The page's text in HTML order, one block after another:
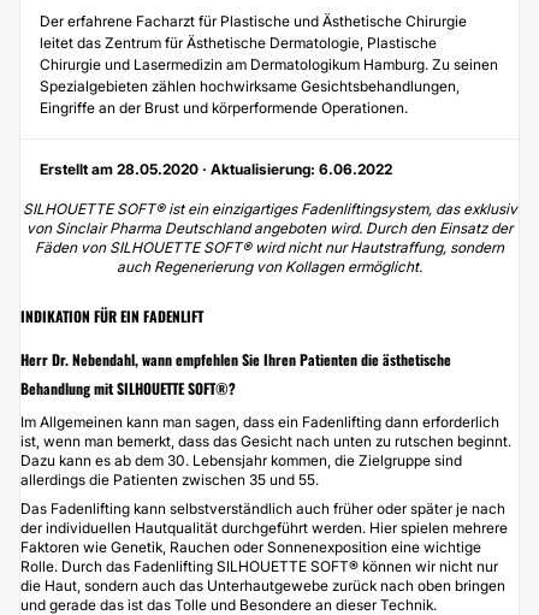
Der erfahrene Facharzt für Plastische und Ästhetische Chirurgie
leitet das Zentrum für Ästhetische Dermatologie, Plastische
Chirurgie und Lasermedizin am Dermatologikum Hamburg. Zu seinen
Spezialgebieten zählen hochwirksame Gesichtsbehandlungen,
Eingriffe an der Brust und körperformende Operationen.
Erstellt am 28.05.2020 · Aktualisierung: 6.06.2022
SILHOUETTE SOFT® ist ein einzigartiges Fadenliftingsystem, das exklusiv
von Sinclair Pharma Deutschland angeboten wird. Durch den Einsatz der
Fäden von SILHOUETTE SOFT® wird nicht nur Hautstraffung, sondern
auch Regenerierung von Kollagen ermöglicht.
INDIKATION FÜR EIN FADENLIFT
Herr Dr. Nebendahl, wann empfehlen Sie Ihren Patienten die ästhetische
Behandlung mit SILHOUETTE SOFT®?
Im Allgemeinen kann man sagen, dass ein Fadenlifting dann erforderlich
ist, wenn man bemerkt, dass das Gesicht nach unten zu rutschen beginnt.
Dazu kann es ab dem 30. Lebensjahr kommen, die Zielgruppe sind
allerdings die Patienten zwischen 35 und 55.
Das Fadenlifting kann selbstverständlich auch früher oder später je nach
der individuellen Hautqualität durchgeführt werden. Hier spielen mehrere
Faktoren wie Genetik, Rauchen oder Sonnenexposition eine wichtige
Rolle. Durch das Fadenlifting SILHOUETTE SOFT® können wir nicht nur
die Haut, sondern auch das Unterhautgewebe zurück nach oben bringen
und gerade das ist das Tolle und Besondere an dieser Technik.